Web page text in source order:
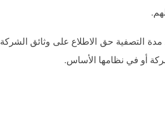
التصفية حق الاطلاع على وثائق الشركة
أو في نظامها الأساس.